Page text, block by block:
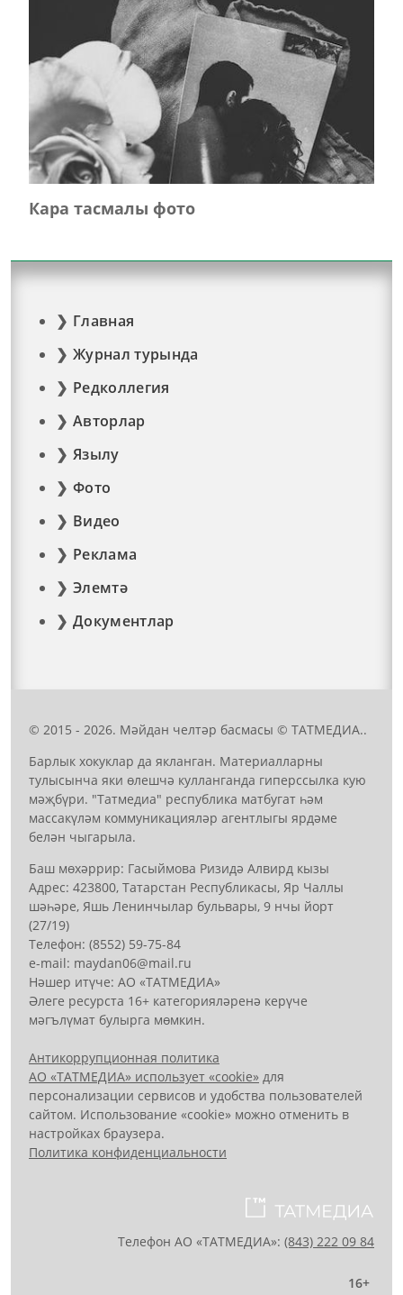
Кара тасмалы фото
Главная
Журнал турында
Редколлегия
Авторлар
Язылу
Фото
Видео
Реклама
Элемтә
Документлар
© 2015 - 2026. Мәйдан челтәр басмасы © ТАТМЕДИА..
Барлык хокуклар да якланган. Материалларны
тулысынча яки өлешчә кулланганда гиперссылка кую
мәҗбүри. "Татмедиа" республика матбугат һәм
массакүләм коммуникацияләр агентлыгы ярдәме
белән чыгарыла.
Баш мөхәррир: Гасыймова Ризидә Алвирд кызы
Адрес: 423800, Татарстан Республикасы, Яр Чаллы
шәһәре, Яшь Ленинчылар бульвары, 9 нчы йорт
(27/19)
Телефон: (8552) 59-75-84
е-mail: mауdаn06@mail.гu
Нәшер итүче: АО «ТАТМЕДИА»
Әлеге ресурста 16+ категорияләренә керүче
мәгълүмат булырга мөмкин.
Антикоррупционная политика
АО «ТАТМЕДИА» использует «cookie» для
персонализации сервисов и удобства пользователей
сайтом. Использование «cookie» можно отменить в
настройках браузера.
Политика конфиденциальности
Телефон АО «ТАТМЕДИА»: (843) 222 09 84
16+